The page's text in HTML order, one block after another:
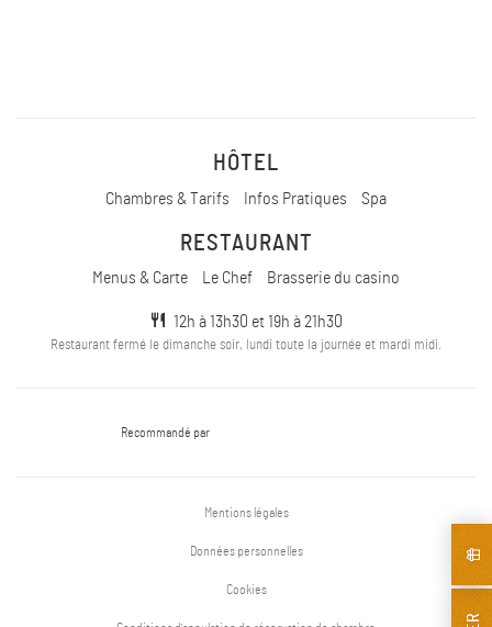
HÔTEL
Chambres & Tarifs Infos Pratiques Spa
RESTAURANT
Menus & Carte Le Chef Brasserie du casino
12h à 13h30 et 19h à 21h30
Restaurant fermé le dimanche soir, lundi toute la journée et mardi midi.
Recommandé par
Mentions légales
Données personnelles
Cookies